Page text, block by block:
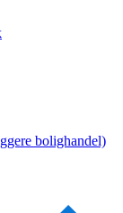
bolighandel)